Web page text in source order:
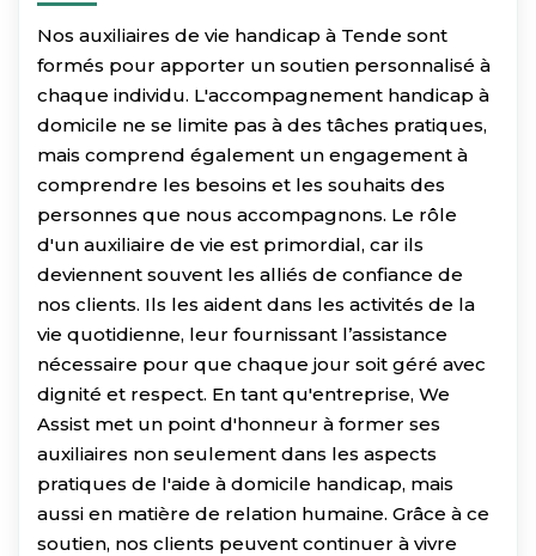
Nos auxiliaires de vie handicap à Tende sont
formés pour apporter un soutien personnalisé à
chaque individu. L'accompagnement handicap à
domicile ne se limite pas à des tâches pratiques,
mais comprend également un engagement à
comprendre les besoins et les souhaits des
personnes que nous accompagnons. Le rôle
d'un auxiliaire de vie est primordial, car ils
deviennent souvent les alliés de confiance de
nos clients. Ils les aident dans les activités de la
vie quotidienne, leur fournissant l’assistance
nécessaire pour que chaque jour soit géré avec
dignité et respect. En tant qu'entreprise, We
Assist met un point d'honneur à former ses
auxiliaires non seulement dans les aspects
pratiques de l'aide à domicile handicap, mais
aussi en matière de relation humaine. Grâce à ce
soutien, nos clients peuvent continuer à vivre